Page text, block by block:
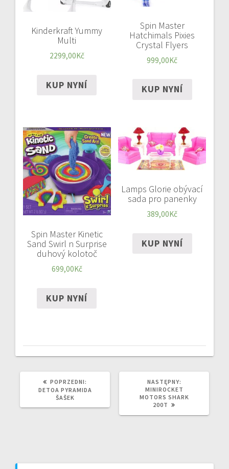
Kinderkraft Yummy
Multi
2299,00Kč
KUP NYNÍ
Spin Master
Hatchimals Pixies
Crystal Flyers
999,00Kč
KUP NYNÍ
Spin Master Kinetic
Sand Swirl n Surprise
duhový kolotoč
699,00Kč
KUP NYNÍ
Lamps Glorie obývací
sada pro panenky
389,00Kč
KUP NYNÍ
POPRZEDNI:
WPIS:
DETOA PYRAMIDA
ŠAŠEK
NASTĘPNY:
WPIS:
MINIROCKET
MOTORS SHARK
200T